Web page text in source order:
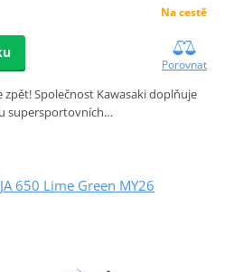
Na cestě
Porovnat
zpět! Společnost Kawasaki doplňuje
supersportovních…
650 Lime Green MY26